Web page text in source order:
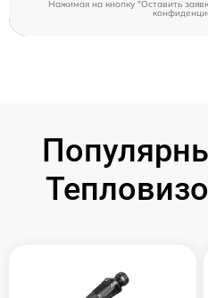
Нажимая на кнопку "Оставить